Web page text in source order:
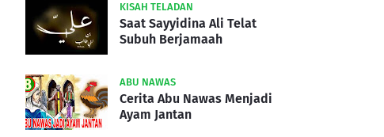
KISAH TELADAN
Saat Sayyidina Ali Telat
Subuh Berjamaah
ABU NAWAS
Cerita Abu Nawas Menjadi
Ayam Jantan